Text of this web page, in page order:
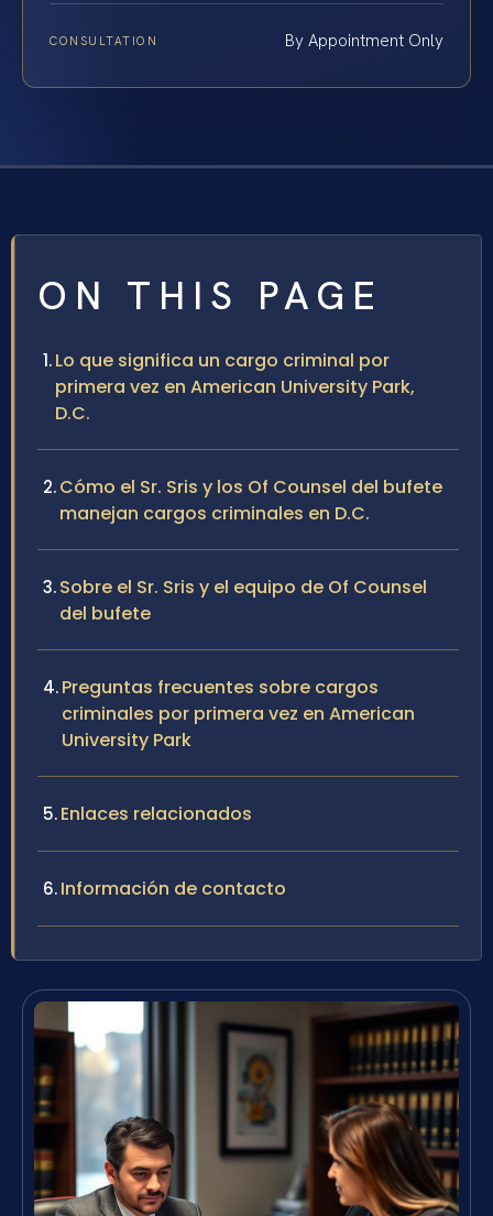
CONSULTATION By Appointment Only
ON THIS PAGE
Lo que significa un cargo criminal por
primera vez en American University Park,
D.C.
Cómo el Sr. Sris y los Of Counsel del bufete
manejan cargos criminales en D.C.
Sobre el Sr. Sris y el equipo de Of Counsel
del bufete
Preguntas frecuentes sobre cargos
criminales por primera vez en American
University Park
Enlaces relacionados
Información de contacto